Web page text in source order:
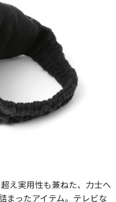
え実用性も兼ねた、力士へ
まったアイテム。テレビな